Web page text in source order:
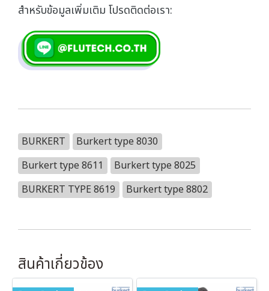
สำหรับข้อมูลเพิ่มเติม โปรดติดต่อเรา:
BURKERT
Burkert type 8030
Burkert type 8611
Burkert type 8025
BURKERT TYPE 8619
Burkert type 8802
สินค้าเกี่ยวข้อง